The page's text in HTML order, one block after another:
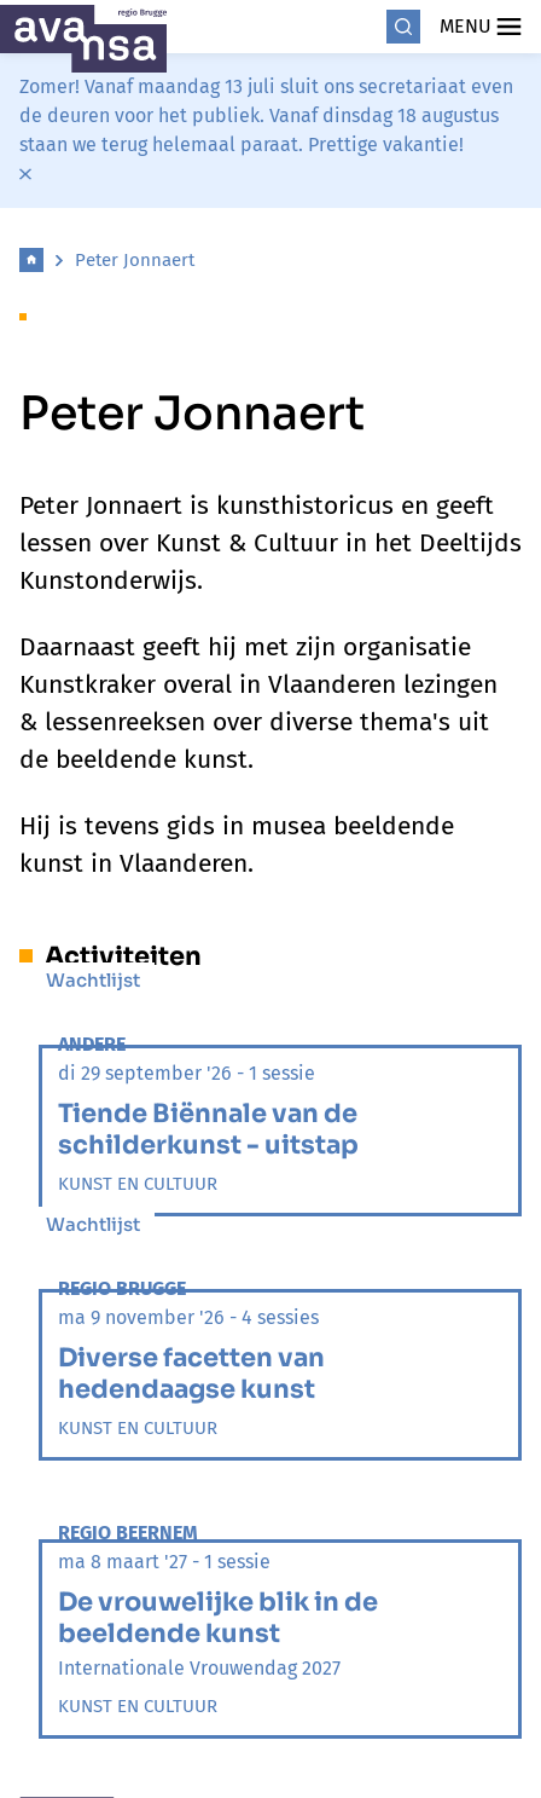
MENU
Zomer! Vanaf maandag 13 juli sluit ons secretariaat even
de deuren voor het publiek. Vanaf dinsdag 18 augustus
staan we terug helemaal paraat. Prettige vakantie!
Peter Jonnaert
Peter Jonnaert
Peter Jonnaert is kunsthistoricus en geeft
lessen over Kunst & Cultuur in het Deeltijds
Kunstonderwijs.
Daarnaast geeft hij met zijn organisatie
Kunstkraker overal in Vlaanderen lezingen
& lessenreeksen over diverse thema's uit
de beeldende kunst.
Hij is tevens gids in musea beeldende
kunst in Vlaanderen.
Activiteiten
Wachtlijst
ANDERE
di 29 september '26 - 1 sessie
Tiende Biënnale van de
schilderkunst - uitstap
KUNST EN CULTUUR
Wachtlijst
REGIO BRUGGE
ma 9 november '26 - 4 sessies
Diverse facetten van
hedendaagse kunst
KUNST EN CULTUUR
REGIO BEERNEM
ma 8 maart '27 - 1 sessie
De vrouwelijke blik in de
beeldende kunst
Internationale Vrouwendag 2027
KUNST EN CULTUUR